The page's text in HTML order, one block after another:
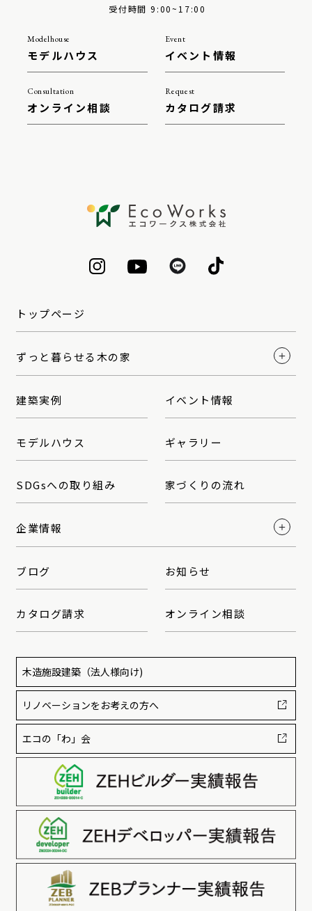
受付時間 9:00~17:00
Modelhouse
モデルハウス
Event
イベント情報
Consultation
オンライン相談
Request
カタログ請求
トップページ
ずっと暮らせる木の家
建築実例 イベント情報
モデルハウス ギャラリー
SDGsへの取り組み 家づくりの流れ
企業情報
ブログ お知らせ
カタログ請求 オンライン相談
木造施設建築 （法人様向け)
リノベーションをお考えの方へ
エコの「わ」会